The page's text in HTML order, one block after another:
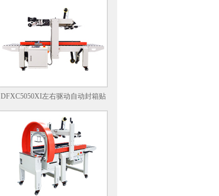
DFXC5050XI左右驱动自动封箱贴